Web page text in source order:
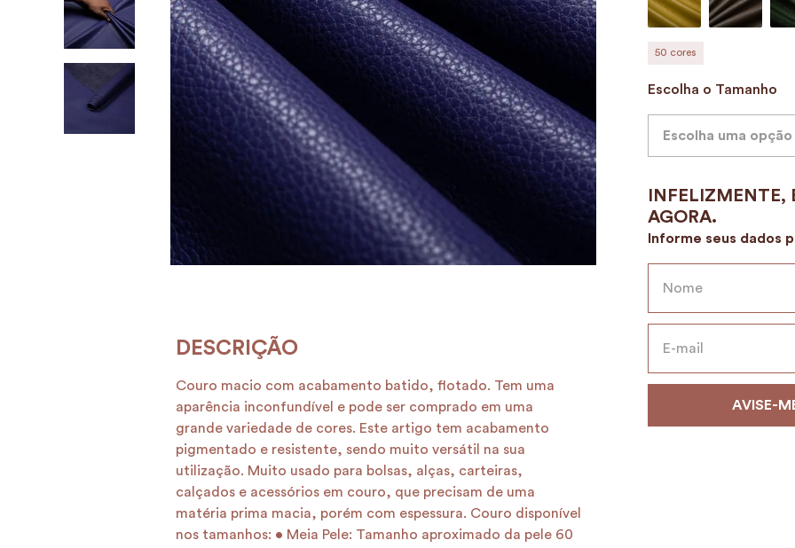
Couro macio com acabamento batido, flotado. Tem uma
aparência inconfundível e pode ser comprado em uma
grande variedade de cores. Este artigo tem acabamento
pigmentado e resistente, sendo muito versátil na sua
utilização. Muito usado para bolsas, alças, carteiras,
calçados e acessórios em couro, que precisam de uma
matéria prima macia, porém com espessura. Couro disponível
nos tamanhos: • Meia Pele: Tamanho aproximado da pele 60
50 cores
Escolha o Tamanho
Escolha uma opção